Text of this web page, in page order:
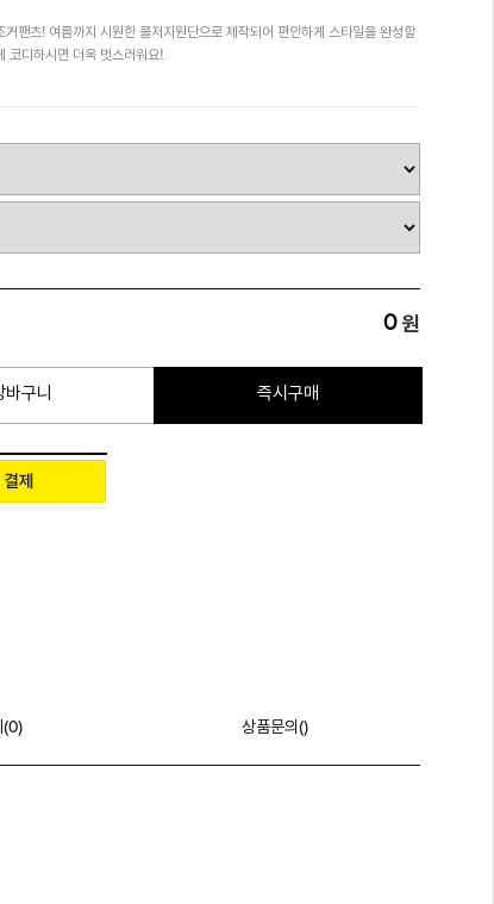
팬츠! 여름까지 시원한 쿨저지원단으로 제작되어 편안하게 스타일을 완성할
코디하시면 더욱 멋스러워요!
0원
바구니 즉시구매
(0) 상품문의()